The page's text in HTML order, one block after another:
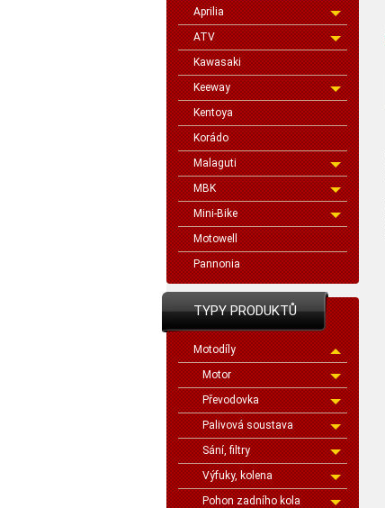
Aprilia
ATV
Kawasaki
Keeway
Kentoya
Korádo
Malaguti
MBK
Mini-Bike
Motowell
Pannonia
TYPY PRODUKTŮ
Motodíly
Motor
Převodovka
Palivová soustava
Sání, filtry
Výfuky, kolena
Pohon zadního kola